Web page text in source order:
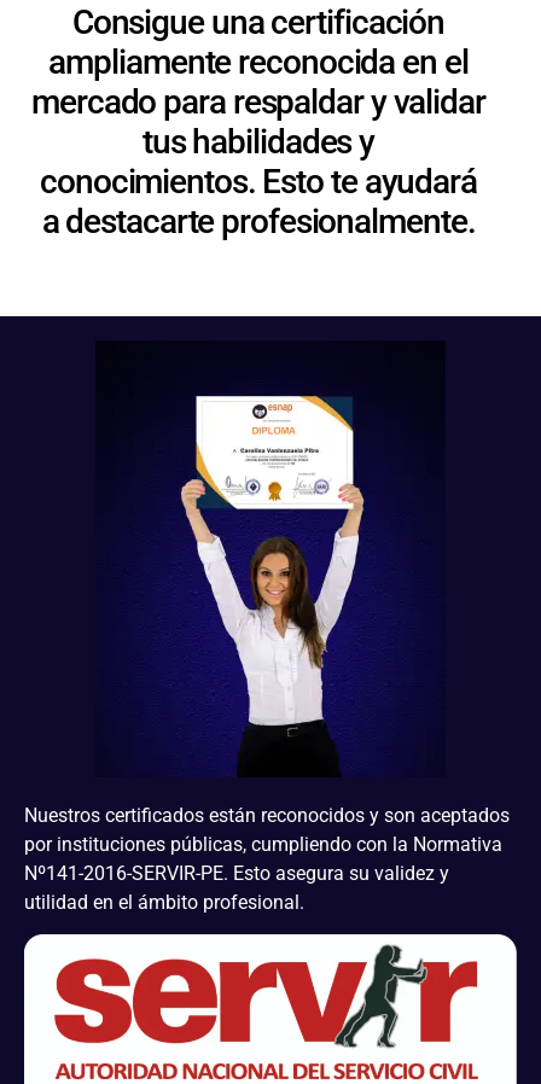
Consigue una certificación
ampliamente reconocida en el
mercado para respaldar y validar
tus habilidades y
conocimientos. Esto te ayudará
a destacarte profesionalmente.
Nuestros certificados están reconocidos y son aceptados
por instituciones públicas, cumpliendo con la Normativa
Nº141-2016-SERVIR-PE. Esto asegura su validez y
utilidad en el ámbito profesional.